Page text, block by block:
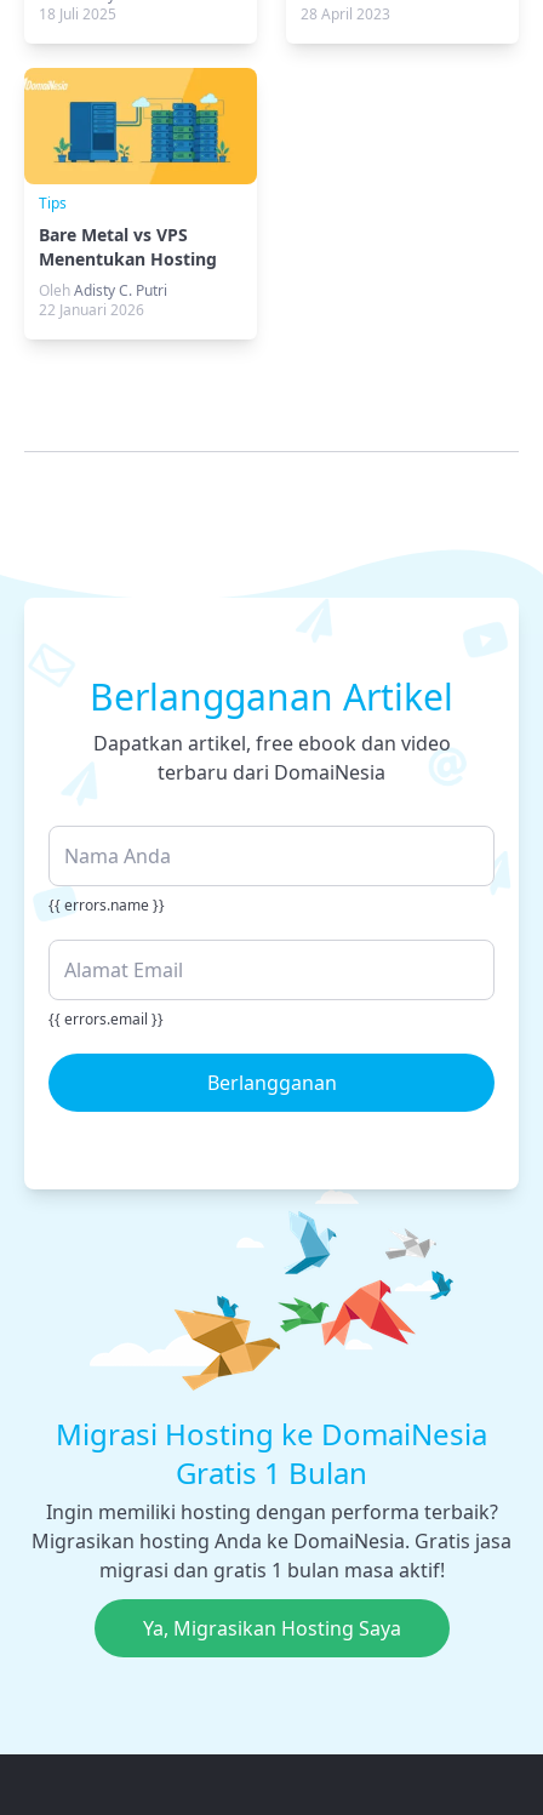
Developer
18 Juli 2025
28 April 2023
Tips
Bare Metal vs VPS
Menentukan Hosting
yang Tepat
OlehAdisty C. Putri
22 Januari 2026
Berlangganan Artikel
Dapatkan artikel, free ebook dan video
terbaru dari DomaiNesia
{{ errors.name }}
{{ errors.email }}
Berlangganan
Migrasi Hosting ke DomaiNesia
Gratis 1 Bulan
Ingin memiliki hosting dengan performa terbaik?
Migrasikan hosting Anda ke DomaiNesia. Gratis jasa
migrasi dan gratis 1 bulan masa aktif!
Ya, Migrasikan Hosting Saya